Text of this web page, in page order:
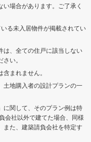
場合があります。ご了承く
る未入居物件が掲載されてい
は、全ての住戸に該当しない
い。
まれません。
土地購入者の設計プランの一
に関して、そのプラン例は特
会社以外で建てた場合、同様
また、建築請負会社を特定す